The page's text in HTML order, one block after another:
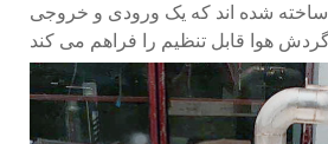
فولاد ضد زنگ 304 ساخته شده اند که یک ورودی و خروجی